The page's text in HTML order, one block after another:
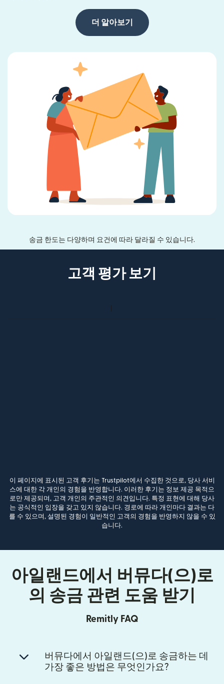
더 알아보기
송금 한도는 다양하며 요건에 따라 달라질 수 있습니다.
고객 평가 보기
이 페이지에 표시된 고객 후기는 Trustpilot에서 수집한 것으로, 당사 서비
스에 대한 각 개인의 경험을 반영합니다. 이러한 후기는 정보 제공 목적으
로만 제공되며, 고객 개인의 주관적인 의견입니다. 특정 표현에 대해 당사
는 공식적인 입장을 갖고 있지 않습니다. 경로에 따라 개인마다 결과는 다
를 수 있으며, 설명된 경험이 일반적인 고객의 경험을 반영하지 않을 수 있
습니다.
아일랜드에서 버뮤다(으)로
의 송금 관련 도움 받기
Remitly FAQ
버뮤다에서 아일랜드(으)로 송금하는 데
가장 좋은 방법은 무엇인가요?